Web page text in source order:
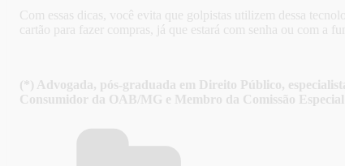
Com essas dicas, você evita que golpistas utilizem dessa
cartão para fazer compras, já que estará com senha ou com a
(*) Advogada, pós-graduada em Direito Público,
Consumidor da OAB/MG e Membro da Comissão